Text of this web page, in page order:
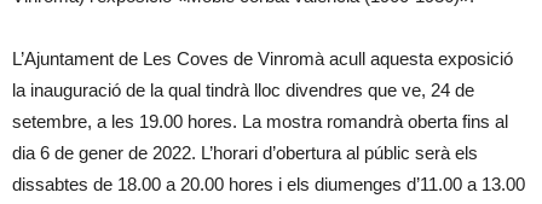
L’Ajuntament de Les Coves de Vinromà acull aquesta exposició
la inauguració de la qual tindrà lloc divendres que ve, 24 de
setembre, a les 19.00 hores. La mostra romandrà oberta fins al
dia 6 de gener de 2022. L’horari d’obertura al públic serà els
dissabtes de 18.00 a 20.00 hores i els diumenges d’11.00 a 13.00